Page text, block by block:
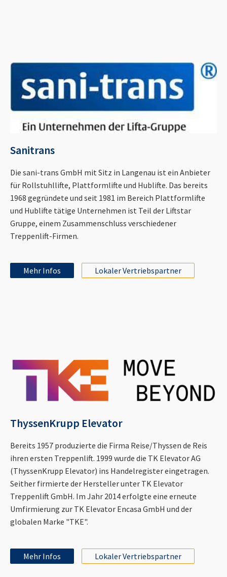
Sanitrans
Die sani-trans GmbH mit Sitz in Langenau ist ein Anbieter
für Rollstuhllifte, Plattformlifte und Hublifte. Das bereits
1968 gegründete und seit 1981 im Bereich Plattformlifte
und Hublifte tätige Unternehmen ist Teil der Liftstar
Gruppe, einem Zusammenschluss verschiedener
Treppenlift-Firmen.
Mehr Infos Lokaler Vertriebspartner
ThyssenKrupp Elevator
Bereits 1957 produzierte die Firma Reise/Thyssen de Reis
ihren ersten Treppenlift. 1999 wurde die TK Elevator AG
(ThyssenKrupp Elevator) ins Handelregister eingetragen.
Seither firmierte der Hersteller unter TK Elevator
Treppenlift GmbH. Im Jahr 2014 erfolgte eine erneute
Umfirmierung zur TK Elevator Encasa GmbH und der
globalen Marke "TKE".
Mehr Infos Lokaler Vertriebspartner